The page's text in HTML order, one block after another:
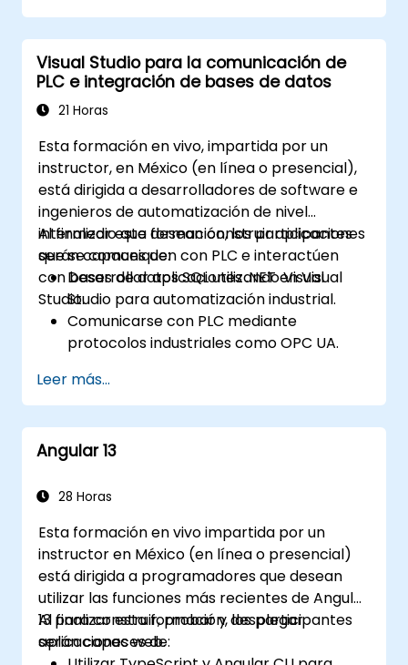
Visual Studio para la comunicación de
PLC e integración de bases de datos
21 Horas
Esta formación en vivo, impartida por un
instructor, en México (en línea o presencial),
está dirigida a desarrolladores de software e
ingenieros de automatización de nivel
intermedio que desean construir aplicaciones
que se comuniquen con PLC e interactúen
con bases de datos SQL utilizando Visual
Studio.
Al finalizar esta formación, los participantes
serán capaces de:
Desarrollar aplicaciones .NET en Visual
Studio para automatización industrial.
Comunicarse con PLC mediante
protocolos industriales como OPC UA.
datos usando SQL Server para almacenar
y recuperar datos de PLC.
Optimizar el rendimiento de las
aplicaciones para entornos industriales
Leer más...
Angular 13
28 Horas
Esta formación en vivo impartida por un
instructor en México (en línea o presencial)
está dirigida a programadores que desean
utilizar las funciones más recientes de Angular
13 para construir, probar y desplegar
aplicaciones web.
Al finalizar esta formación, los participantes
serán capaces de: